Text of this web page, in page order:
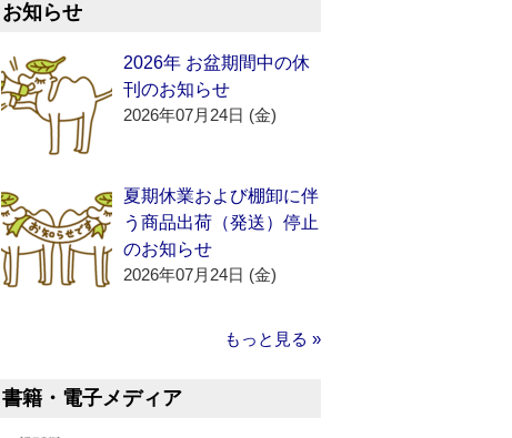
お知らせ
2026年 お盆期間中の休
刊のお知らせ
2026年07月24日 (金)
夏期休業および棚卸に伴
う商品出荷（発送）停止
のお知らせ
2026年07月24日 (金)
もっと見る »
書籍・電子メディア